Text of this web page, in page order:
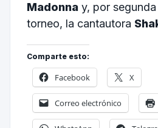
Madonnay, por segunda
torneo, la cantautora
Comparte esto:
Facebook X
Correo electrónico